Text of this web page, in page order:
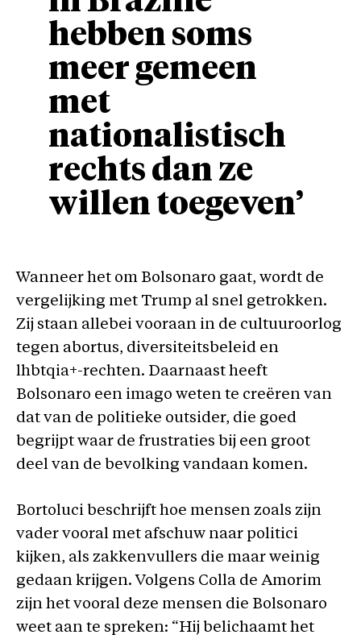
hebben soms
meer gemeen
met
nationalistisch
rechts dan ze
willen toegeven’
Wanneer het om Bolsonaro gaat, wordt de
vergelijking met Trump al snel getrokken.
Zij staan allebei vooraan in de cultuuroorlog
tegen abortus, diversiteitsbeleid en
lhbtqia+-rechten. Daarnaast heeft
Bolsonaro een imago weten te creëren van
dat van de politieke outsider, die goed
begrijpt waar de frustraties bij een groot
deel van de bevolking vandaan komen.
Bortoluci beschrijft hoe mensen zoals zijn
vader vooral met afschuw naar politici
kijken, als zakkenvullers die maar weinig
gedaan krijgen. Volgens Colla de Amorim
zijn het vooral deze mensen die Bolsonaro
weet aan te spreken: “Hij belichaamt het